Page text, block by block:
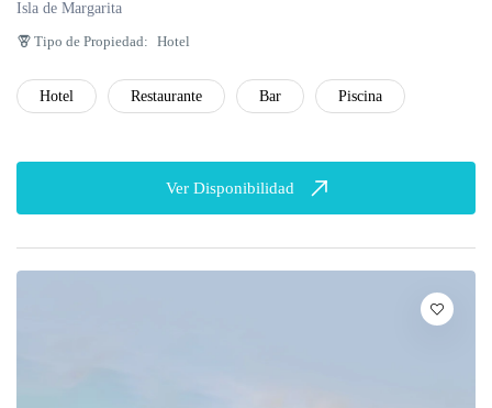
Isla de Margarita
Tipo de Propiedad: Hotel
Hotel Restaurante Bar Piscina
Ver Disponibilidad